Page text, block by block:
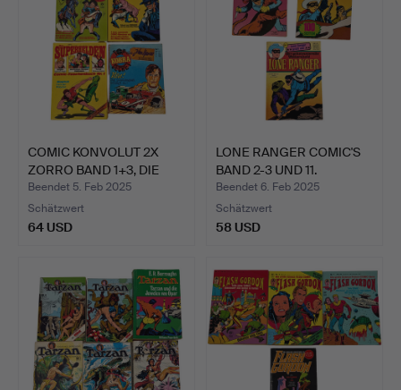
COMIC KONVOLUT 2X
ZORRO BAND 1+3, DIE
SUPE…
Beendet 5. Feb 2025
Schätzwert
64 USD
LONE RANGER COMIC'S
BAND 2-3 UND 11.
Beendet 6. Feb 2025
Schätzwert
58 USD